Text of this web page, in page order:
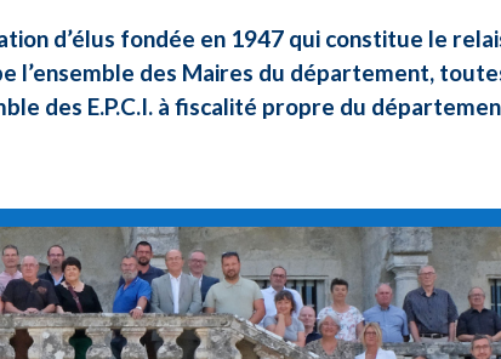
d’élus fondée en 1947 qui constitue le
l’ensemble des Maires du département,
des E.P.C.I. à fiscalité propre du